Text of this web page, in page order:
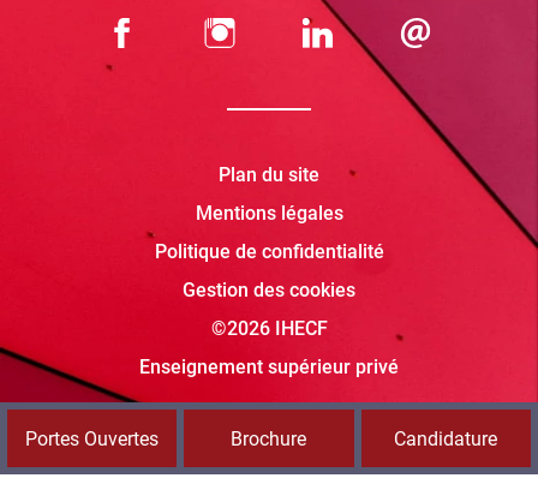
Plan du site
Mentions légales
Politique de confidentialité
Gestion des cookies
©2026 IHECF
Enseignement supérieur privé
Portes Ouvertes Brochure Candidature